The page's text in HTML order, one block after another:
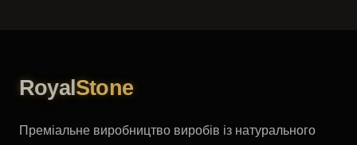
Royal Stone
Преміальне виробництво виробів із натурального